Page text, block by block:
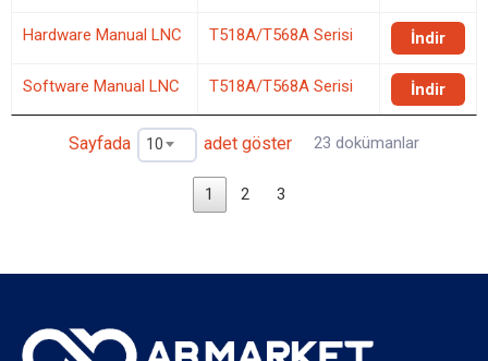
Hardware Manual LNC T518A/T568A Serisi İndir
Software Manual LNC T518A/T568A Serisi İndir
Sayfada 10 adet göster 23 dokümanlar
1 2 3